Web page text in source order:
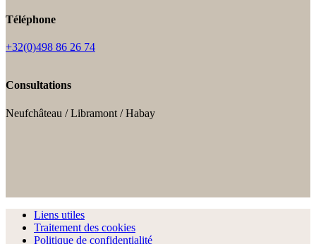
Téléphone
+32(0)498 86 26 74
Consultations
Neufchâteau / Libramont / Habay
Liens utiles
Traitement des cookies
Politique de confidentialité